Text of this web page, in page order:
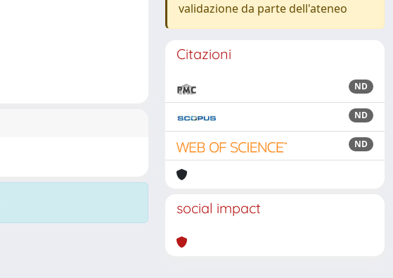
validazione da parte dell'ateneo
Citazioni
ND
ND
ND
social impact